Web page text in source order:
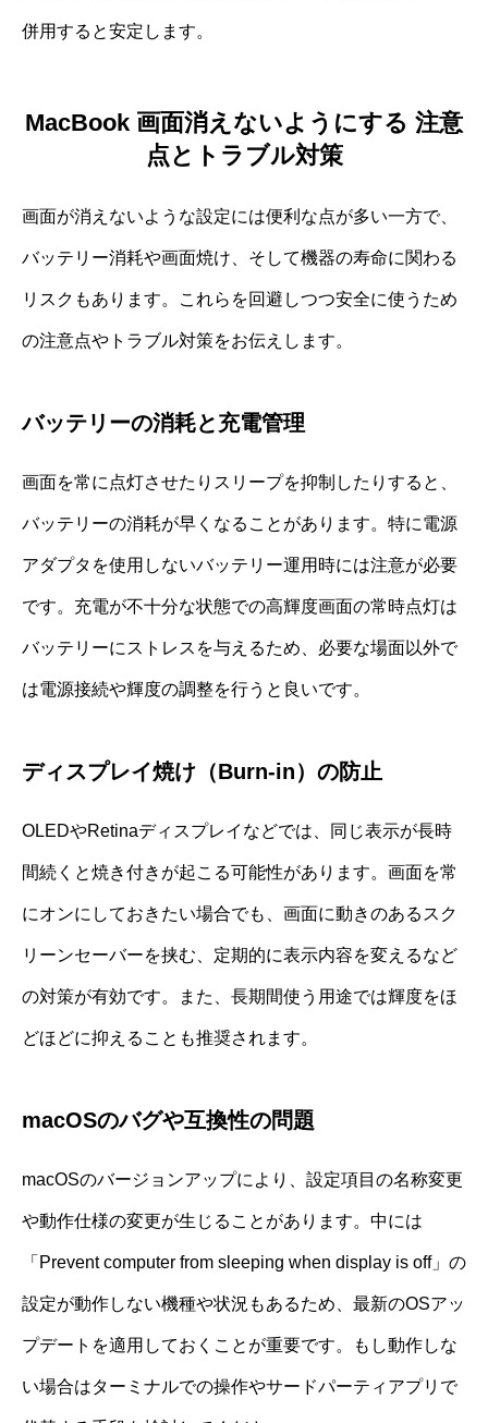
併用すると安定します。
MacBook 画面消えないようにする 注意
点とトラブル対策
画面が消えないような設定には便利な点が多い一方で、
バッテリー消耗や画面焼け、そして機器の寿命に関わる
リスクもあります。これらを回避しつつ安全に使うため
の注意点やトラブル対策をお伝えします。
バッテリーの消耗と充電管理
画面を常に点灯させたりスリープを抑制したりすると、
バッテリーの消耗が早くなることがあります。特に電源
アダプタを使用しないバッテリー運用時には注意が必要
です。充電が不十分な状態での高輝度画面の常時点灯は
バッテリーにストレスを与えるため、必要な場面以外で
は電源接続や輝度の調整を行うと良いです。
ディスプレイ焼け（Burn-in）の防止
OLEDやRetinaディスプレイなどでは、同じ表示が長時
間続くと焼き付きが起こる可能性があります。画面を常
にオンにしておきたい場合でも、画面に動きのあるスク
リーンセーバーを挟む、定期的に表示内容を変えるなど
の対策が有効です。また、長期間使う用途では輝度をほ
どほどに抑えることも推奨されます。
macOSのバグや互換性の問題
macOSのバージョンアップにより、設定項目の名称変更
や動作仕様の変更が生じることがあります。中には
「Prevent computer from sleeping when display is off」の
設定が動作しない機種や状況もあるため、最新のOSアッ
プデートを適用しておくことが重要です。もし動作しな
い場合はターミナルでの操作やサードパーティアプリで